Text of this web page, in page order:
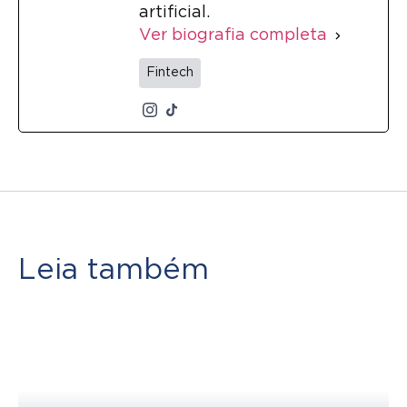
artificial.
Ver biografia completa
Fintech
Leia também